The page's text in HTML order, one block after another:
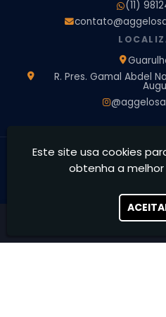
Projeto de
Projeto de
Projeto de Arquitetura
Projeto de Arquitetura
Projeto de
Projeto de
Projeto de
(11)
R. Pres. Gamal Abdel
Ággelos Arquitetura e
concretizamos sonhos
Este site usa cookies
obtenha a melhor